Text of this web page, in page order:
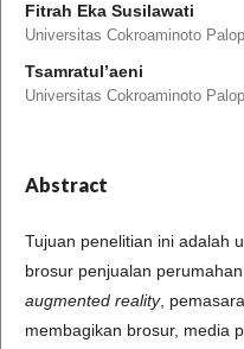
Fitrah Eka Susilawati
Universitas Cokroaminoto
Tsamratul’aeni
Universitas Cokroaminoto
Abstract
Tujuan penelitian ini adalah
brosur penjualan
augmented reality,
membagikan brosur, media